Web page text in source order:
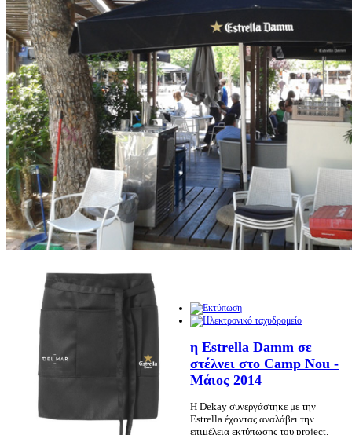
η Estrella Damm σε
στέλνει στο Camp Nou -
Μάιος 2014
Η Dekay συνεργάστηκε με την
Estrella έχοντας αναλάβει την
επιμέλεια εκτύπωσης του project.